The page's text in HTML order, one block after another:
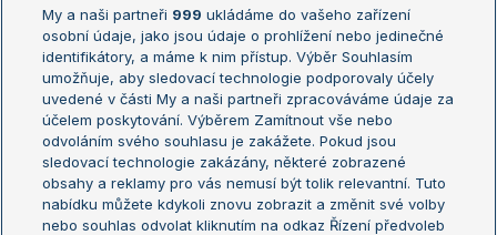
Žebříček ATP (muži)
Žebříček WTA (ženy)
Sázkařský žebříček
Australian Open
French Open
Wimbledon
US Open
Turnaj mistrů
Turnaj mistryň
Aktualní trendy
My a naši partneři 999 ukládáme do vašeho zařízení
osobní údaje, jako jsou údaje o prohlížení nebo jedinečné
identifikátory, a máme k nim přístup. Výběr Souhlasím
umožňuje, aby sledovací technologie podporovaly účely
uvedené v části My a naši partneři zpracováváme údaje za
účelem poskytování. Výběrem Zamítnout vše nebo
odvoláním svého souhlasu je zakážete. Pokud jsou
sledovací technologie zakázány, některé zobrazené
obsahy a reklamy pro vás nemusí být tolik relevantní. Tuto
nabídku můžete kdykoli znovu zobrazit a změnit své volby
nebo souhlas odvolat kliknutím na odkaz Řízení předvoleb